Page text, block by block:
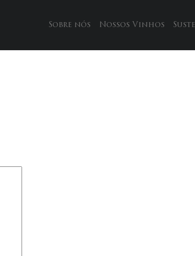
Sobre nós Nossos Vinhos